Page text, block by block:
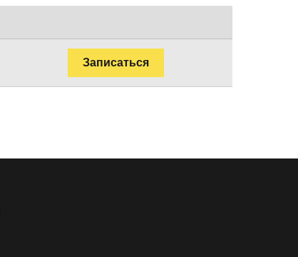
Записаться